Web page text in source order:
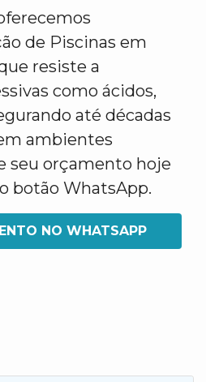
de Piscinas em
resiste a
como ácidos,
até décadas
ambientes
seu orçamento hoje
botão WhatsApp.
NO WHATSAPP